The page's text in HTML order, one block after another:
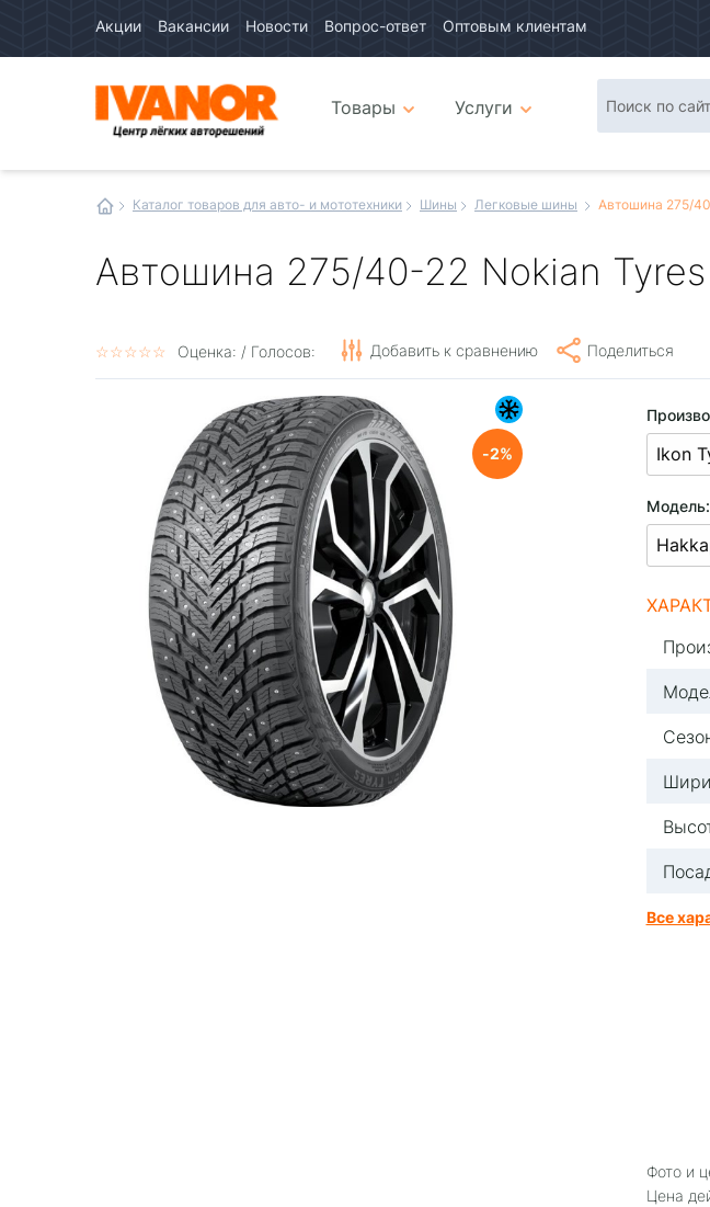
Акции Вакансии Новости Вопрос-ответ Оптовым клиентам
интернетТовары
Услуги
Каталог товаров для авто- и мототехники Шины Легковые шины Автошина 275/
Автошина 275/40-22 Nokian
☆☆☆☆☆
★★★★★ Оценка: / Голосов: Добавить к сравнению Поделиться
2
Модель:
Все
Фото и
Цена